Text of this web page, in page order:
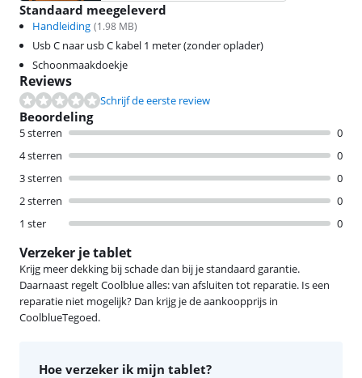
Standaard meegeleverd
Handleiding (1.98 MB)
Usb C naar usb C kabel 1 meter (zonder oplader)
Schoonmaakdoekje
Reviews
Schrijf de eerste review
Beoordeling
5 sterren
0
4 sterren
0
3 sterren
0
2 sterren
0
1 ster
0
Verzeker je tablet
Krijg meer dekking bij schade dan bij je standaard garantie.
Daarnaast regelt Coolblue alles: van afsluiten tot reparatie. Is een
reparatie niet mogelijk? Dan krijg je de aankoopprijs in
CoolblueTegoed.
Hoe verzeker ik mijn tablet?